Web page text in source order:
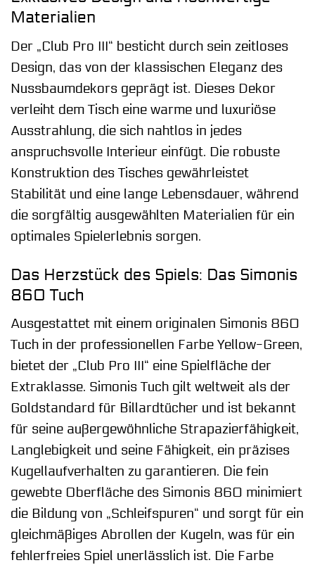
Materialien
Der „Club Pro III“ besticht durch sein zeitloses
Design, das von der klassischen Eleganz des
Nussbaumdekors geprägt ist. Dieses Dekor
verleiht dem Tisch eine warme und luxuriöse
Ausstrahlung, die sich nahtlos in jedes
anspruchsvolle Interieur einfügt. Die robuste
Konstruktion des Tisches gewährleistet
Stabilität und eine lange Lebensdauer, während
die sorgfältig ausgewählten Materialien für ein
optimales Spielerlebnis sorgen.
Das Herzstück des Spiels: Das Simonis
860 Tuch
Ausgestattet mit einem originalen Simonis 860
Tuch in der professionellen Farbe Yellow-Green,
bietet der „Club Pro III“ eine Spielfläche der
Extraklasse. Simonis Tuch gilt weltweit als der
Goldstandard für Billardtücher und ist bekannt
für seine außergewöhnliche Strapazierfähigkeit,
Langlebigkeit und seine Fähigkeit, ein präzises
Kugellaufverhalten zu garantieren. Die fein
gewebte Oberfläche des Simonis 860 minimiert
die Bildung von „Schleifspuren“ und sorgt für ein
gleichmäßiges Abrollen der Kugeln, was für ein
fehlerfreies Spiel unerlässlich ist. Die Farbe